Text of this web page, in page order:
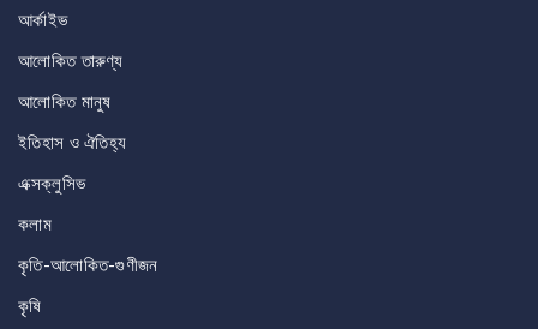
আর্কাইভ
আলোকিত তারুণ্য
আলোকিত মানুষ
ইতিহাস ও ঐতিহ্য
এক্সক্লুসিভ
কলাম
কৃতি-আলোকিত-গুণীজন
কৃষি